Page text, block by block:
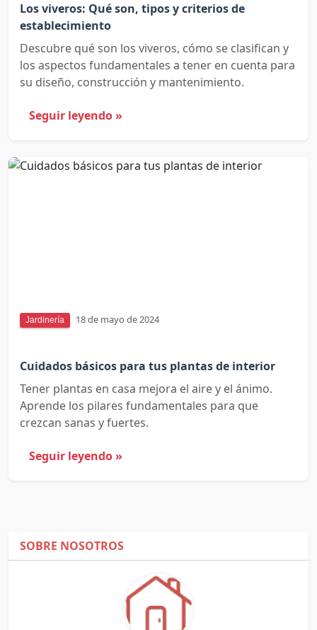
Los viveros: Qué son, tipos y criterios de
establecimiento
Descubre qué son los viveros, cómo se clasifican y
los aspectos fundamentales a tener en cuenta para
su diseño, construcción y mantenimiento.
Seguir leyendo »
Jardinería 18 de mayo de 2024
Cuidados básicos para tus plantas de interior
Tener plantas en casa mejora el aire y el ánimo.
Aprende los pilares fundamentales para que
crezcan sanas y fuertes.
Seguir leyendo »
SOBRE NOSOTROS